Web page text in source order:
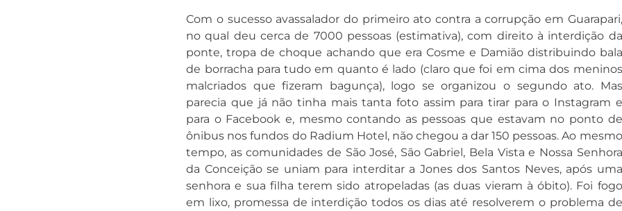
Com o sucesso avassalador do primeiro ato contra a corrupção em Guarapari,
no qual deu cerca de 7000 pessoas (estimativa), com direito à interdição da
ponte, tropa de choque achando que era Cosme e Damião distribuindo bala
de borracha para tudo em quanto é lado (claro que foi em cima dos meninos
malcriados que fizeram bagunça), logo se organizou o segundo ato. Mas
parecia que já não tinha mais tanta foto assim para tirar para o Instagram e
para o Facebook e, mesmo contando as pessoas que estavam no ponto de
ônibus nos fundos do Radium Hotel, não chegou a dar 150 pessoas. Ao mesmo
tempo, as comunidades de São José, São Gabriel, Bela Vista e Nossa Senhora
da Conceição se uniam para interditar a Jones dos Santos Neves, após uma
senhora e sua filha terem sido atropeladas (as duas vieram à óbito). Foi fogo
em lixo, promessa de interdição todos os dias até resolverem o problema de